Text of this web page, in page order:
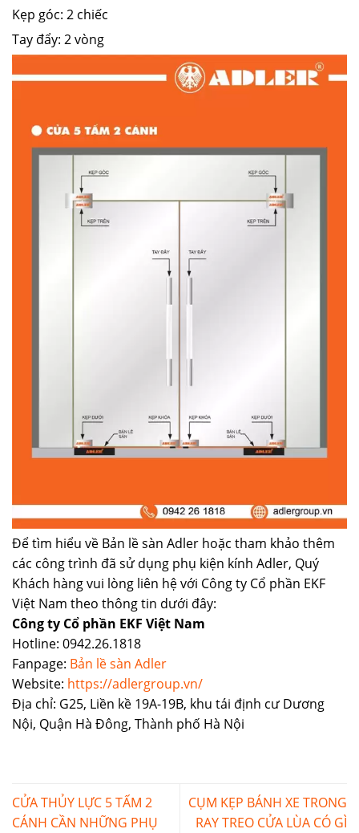
Kẹp góc: 2 chiếc
Tay đẩy: 2 vòng
Để tìm hiểu về Bản lề sàn Adler hoặc tham khảo thêm
các công trình đã sử dụng phụ kiện kính Adler, Quý
Khách hàng vui lòng liên hệ với Công ty Cổ phần EKF
Việt Nam theo thông tin dưới đây:
Công ty Cổ phần EKF Việt Nam
Hotline: 0942.26.1818
Fanpage: Bản lề sàn Adler
Website: https://adlergroup.vn/
Địa chỉ: G25, Liền kề 19A-19B, khu tái định cư Dương
Nội, Quận Hà Đông, Thành phố Hà Nội
CỬA THỦY LỰC 5 TẤM 2
CÁNH CẦN NHỮNG PHỤ
CỤM KẸP BÁNH XE TRONG
RAY TREO CỬA LÙA CÓ GÌ